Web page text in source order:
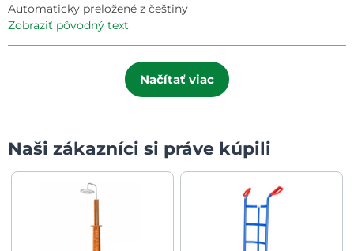
Automaticky preložené z češtiny
zobraziť pôvodný text
Načítať viac
Naši zákazníci si práve kúpili